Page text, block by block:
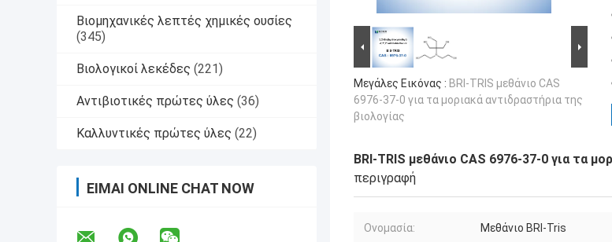
Βιομηχανικές λεπτές χημικές ουσίες
(345)
Βιολογικοί λεκέδες (221)
Αντιβιοτικές πρώτες ύλες (36)
Καλλυντικές πρώτες ύλες (22)
ΕΊΜΑΙ ONLINE CHAT NOW
Μεγάλες Εικόνας : BRI-TRIS μεθάνιο CAS
6976-37-0 για τα μοριακά αντιδραστήρια της
βιολογίας
BRI-TRIS μεθάνιο CAS 6976-37-0 για τα
περιγραφή
Ονομασία: Μεθάνιο BRI-Tris